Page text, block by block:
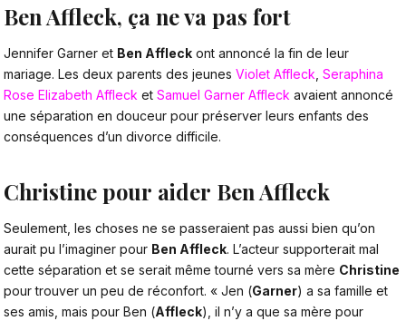
Ben Affleck, ça ne va pas fort
Jennifer Garner et Ben Affleck ont annoncé la fin de leur
mariage. Les deux parents des jeunes Violet Affleck, Seraphina
Rose Elizabeth Affleck et Samuel Garner Affleck avaient annoncé
une séparation en douceur pour préserver leurs enfants des
conséquences d’un divorce difficile.
Christine pour aider Ben Affleck
Seulement, les choses ne se passeraient pas aussi bien qu’on
aurait pu l’imaginer pour Ben Affleck. L’acteur supporterait mal
cette séparation et se serait même tourné vers sa mère Christine
pour trouver un peu de réconfort. « Jen (Garner) a sa famille et
ses amis, mais pour Ben (Affleck), il n’y a que sa mère pour